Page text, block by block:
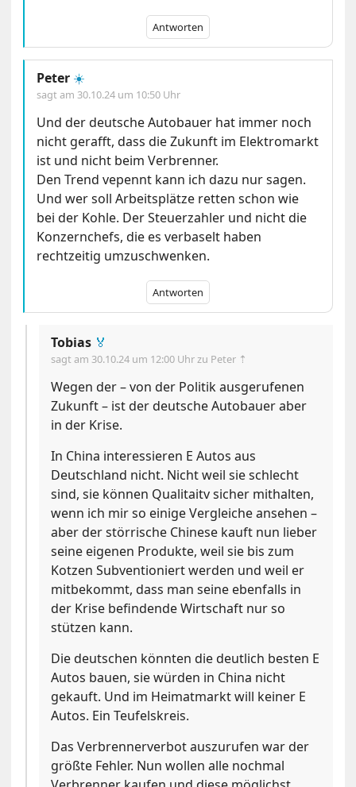
Antworten
Peter ☀️
sagt am 30.10.24 um 10:50 Uhr
Und der deutsche Autobauer hat immer noch
nicht gerafft, dass die Zukunft im Elektromarkt
ist und nicht beim Verbrenner.
Den Trend vepennt kann ich dazu nur sagen.
Und wer soll Arbeitsplätze retten schon wie
bei der Kohle. Der Steuerzahler und nicht die
Konzernchefs, die es verbaselt haben
rechtzeitig umzuschwenken.
Antworten
Tobias 🏅
sagt am 30.10.24 um 12:00 Uhrzu Peter ⇡
Wegen der – von der Politik ausgerufenen
Zukunft – ist der deutsche Autobauer aber
in der Krise.
In China interessieren E Autos aus
Deutschland nicht. Nicht weil sie schlecht
sind, sie können Qualitaitv sicher mithalten,
wenn ich mir so einige Vergleiche ansehen –
aber der störrische Chinese kauft nun lieber
seine eigenen Produkte, weil sie bis zum
Kotzen Subventioniert werden und weil er
mitbekommt, dass man seine ebenfalls in
der Krise befindende Wirtschaft nur so
stützen kann.
Die deutschen könnten die deutlich besten E
Autos bauen, sie würden in China nicht
gekauft. Und im Heimatmarkt will keiner E
Autos. Ein Teufelskreis.
Das Verbrennerverbot auszurufen war der
größte Fehler. Nun wollen alle nochmal